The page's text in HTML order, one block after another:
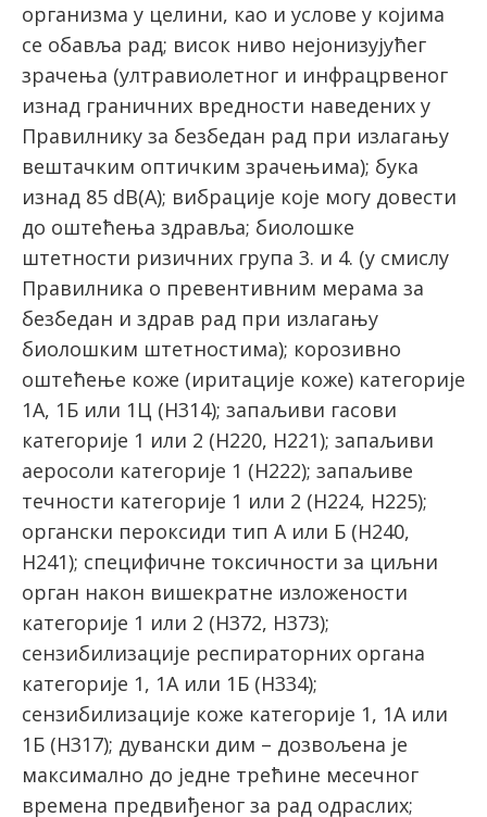
организма у целини, као и услове у којима
се обавља рад; висок ниво нејонизујућег
зрачења (ултравиолетног и инфрацрвеног
изнад граничних вредности наведених у
Правилнику за безбедан рад при излагању
вештачким оптичким зрачењима); бука
изнад 85 dB(А); вибрације које могу довести
до оштећења здравља; биолошке
штетности ризичних група 3. и 4. (у смислу
Правилника о превентивним мерама за
безбедан и здрав рад при излагању
биолошким штетностима); корозивно
оштећење коже (иритације коже) категорије
1А, 1Б или 1Ц (H314); запаљиви гасови
категорије 1 или 2 (H220, H221); запаљиви
аеросоли категорије 1 (H222); запаљиве
течности категорије 1 или 2 (H224, H225);
органски пероксиди тип А или Б (H240,
H241); специфичне токсичности за циљни
орган након вишекратне изложености
категорије 1 или 2 (H372, H373);
сензибилизације респираторних органа
категорије 1, 1А или 1Б (H334);
сензибилизације коже категорије 1, 1А или
1Б (H317); дувански дим – дозвољена је
максимално до једне трећине месечног
времена предвиђеног за рад одраслих;